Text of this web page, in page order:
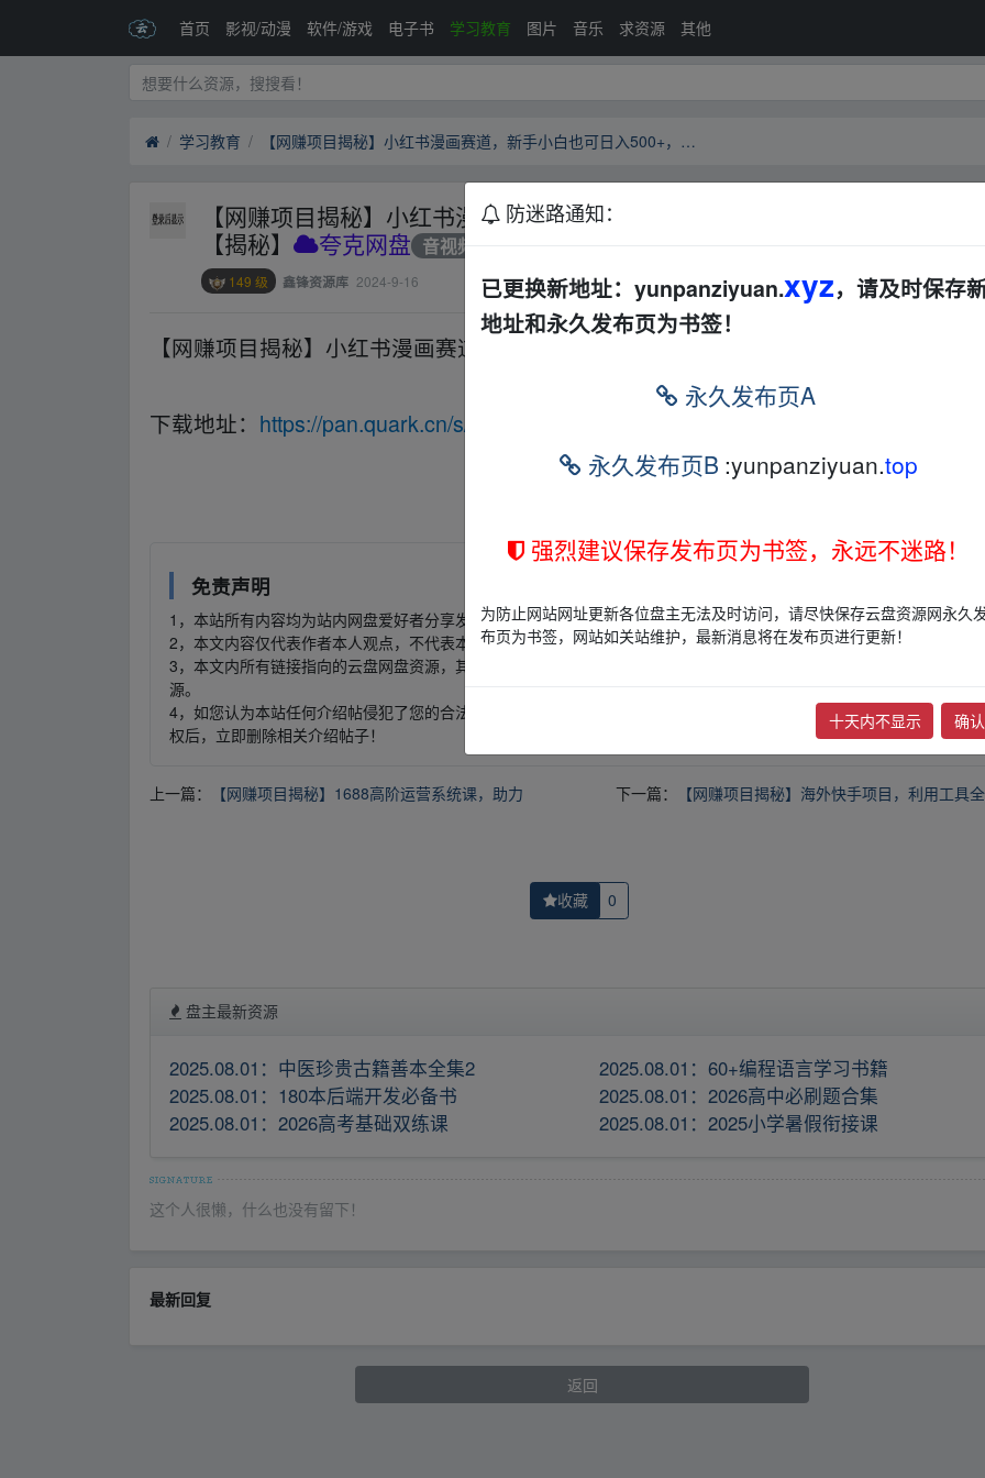
首页 影视/动漫 软件/游戏 电子书 学习教育 图片 音乐 求资源 其他
学习教育 【网赚项目揭秘】小红书漫画赛道，新手小白也可日入500+，强势引爆宝妈粉【揭秘】
【网赚项目揭秘】小红书漫画赛道，新手小白也可日入500+，强势引爆宝妈
【揭秘】
夸克网盘 音视频
149 级 鑫锋资源库 2024-9-16
【网赚项目揭秘】小红书漫画赛道，新手小白也可日入 500+，强势引爆宝妈粉【揭秘】
下载地址： https://pan.quark.cn/s/cdf6cf8dfff8
免责声明
1，本站所有内容均为站内网盘爱好者分享发布的网盘链接介绍展示帖子，本站不存储任何实质资源数据。
2，本文内容仅代表作者本人观点，不代表本网站立场，作者文责自负。
3，本文内所有链接指向的云盘网盘资源，其版权归版权方所有！其实际管理权为帖子发布者所有，本站无法操作相关资
源。
4，如您认为本站任何介绍帖侵犯了您的合法版权，请点击
进行投诉，我们将在确认本文链接指向的资源存在侵
权后，立即删除相关介绍帖子！
上一篇： 【网赚项目揭秘】1688高阶运营系统课，助力 下一篇： 【网赚项目揭秘】海外快手项目，利用工具
收藏 0
盘主最新资源
2025.08.01：中医珍贵古籍善本全集2
2025.08.01：60+编程语言学习书籍
2025.08.01：180本后端开发必备书
2025.08.01：2026高中必刷题合集
2025.08.01：2026高考基础双练课
2025.08.01：2025小学暑假衔接课
这个人很懒，什么也没有留下！
最新回复
返回
防迷路通知：
已更换新地址：yunpanziyuan.xyz，请及时保存
地址和永久发布页为书签！
永久发布页A
永久发布页B :yunpanziyuan.top
强烈建议保存发布页为书签，永远不迷路！
为防止网站网址更新各位盘主无法及时访问，请尽快保存云盘资源网永久
布页为书签，网站如关站维护，最新消息将在发布页进行更新！
十天内不显示 确认